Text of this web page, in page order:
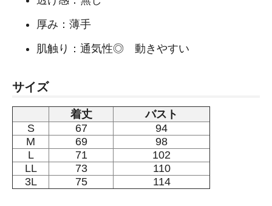
厚み：薄手
肌触り：通気性◎ 動きやすい
サイズ
着丈
バスト
S
67
94
M
69
98
L
71
102
LL
73
110
3L
75 114